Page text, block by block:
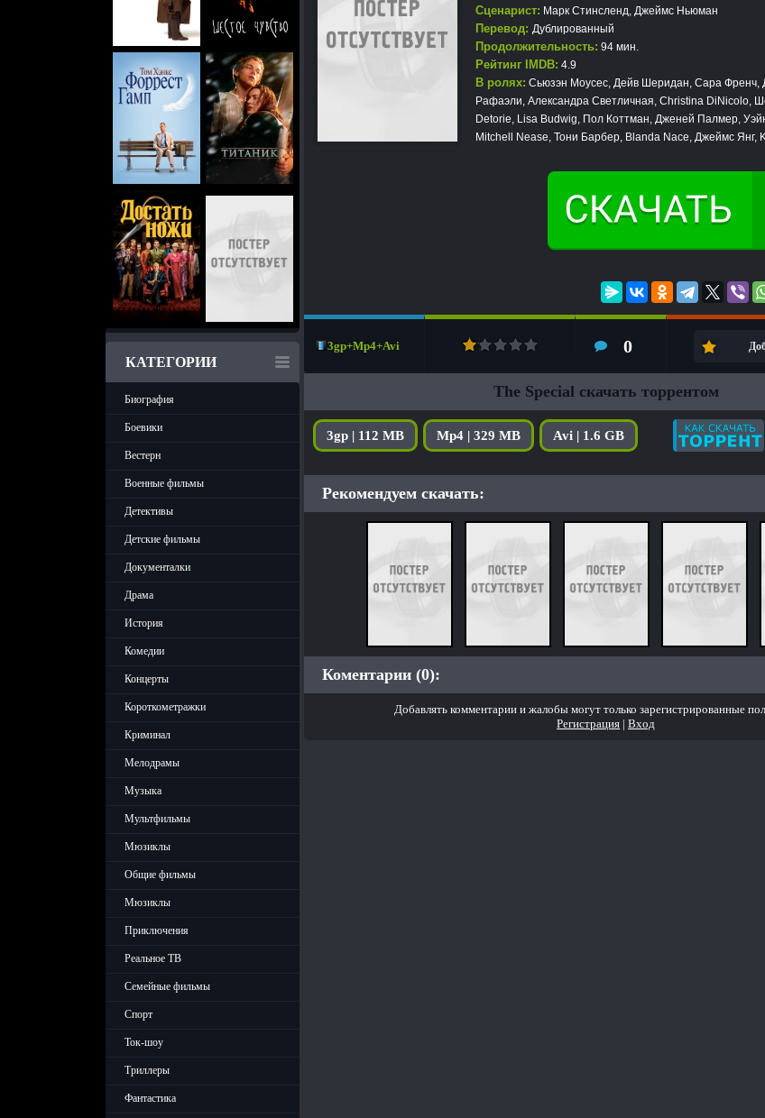
КАТЕГОРИИ
Биография
Боевики
Вестерн
Военные фильмы
Детективы
Детские фильмы
Документалки
Драма
История
Комедии
Концерты
Короткометражки
Криминал
Мелодрамы
Музыка
Мультфильмы
Мюзиклы
Общие фильмы
Мюзиклы
Приключения
Реальное ТВ
Семейные фильмы
Спорт
Ток-шоу
Триллеры
Фантастика
Сценарист: Марк Стинсленд, Джеймс Ньюман
Перевод: Дублированный
Продолжительность: 94 мин.
Рейтинг IMDB: 4.9
В ролях: Сьюзэн Моусес, Дейв Шеридан, Сара Френч,
Рафаэли, Александра Светличная, Christina DiNicolo,
Detorie, Lisa Budwig, Пол Коттман, Дженей Палмер,
Mitchell Nease, Тони Барбер, Blanda Nace, Джеймс Янг,
3gp+Mp4+Avi 0
The Special скачать торрентом
3gp | 112 MB Mp4 | 329 MB Avi | 1.6 GB
Рекомендуем скачать:
Коментарии (0):
Добавлять комментарии и жалобы могут только зарегистрированные
Регистрация |Вход